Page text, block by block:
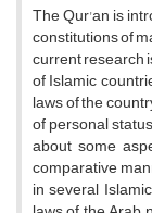
The Qur'an is
constitutions of
current research
of Islamic
laws of the
of personal
about some
comparative
in several